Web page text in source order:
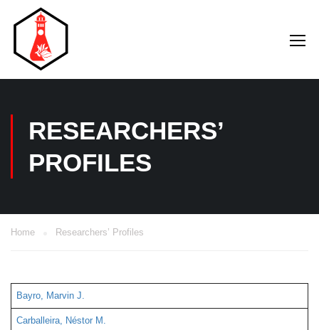
RESEARCHERS’
PROFILES
Home Researchers’ Profiles
Bayro, Marvin J.
Carballeira, Néstor M.